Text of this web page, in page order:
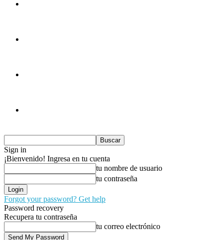
Sign in
¡Bienvenido! Ingresa en tu cuenta
tu nombre de usuario
tu contraseña
Forgot your password? Get help
Password recovery
Recupera tu contraseña
tu correo electrónico